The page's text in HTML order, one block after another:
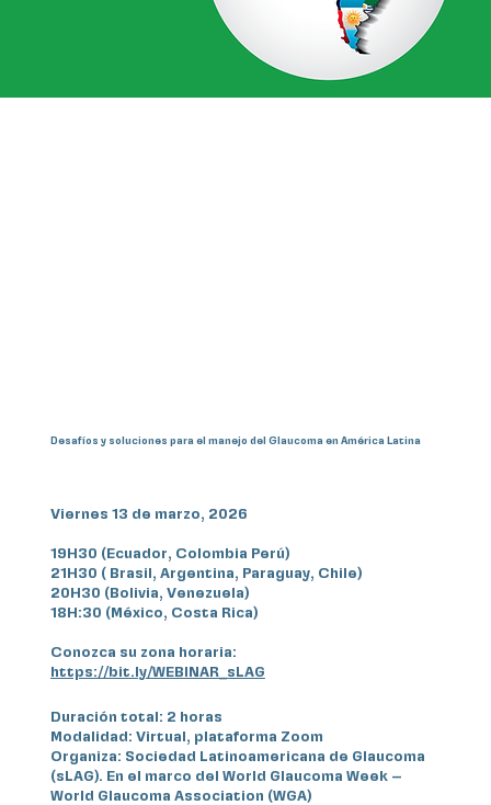
Desafíos y soluciones para el manejo del Glaucoma en América Latina
Viernes 13 de marzo, 2026
19H30 (Ecuador, Colombia Perú)
21H30 ( Brasil, Argentina, Paraguay, Chile)
20H30 (Bolivia, Venezuela)
18H:30 (México, Costa Rica)
Conozca su zona horaria:
https://bit.ly/WEBINAR_sLAG
Duración total: 2 horas
Modalidad: Virtual, plataforma Zoom
Organiza: Sociedad Latinoamericana de Glaucoma
(sLAG). En el marco del World Glaucoma Week –
World Glaucoma Association (WGA)